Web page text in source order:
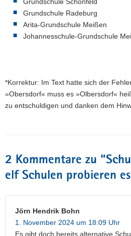
Grundschule Radeburg
Arita-Grundschule Meißen
Johannesschule-Grundschule
*Korrektur: Im Text hatte sich der
»Obersdorf« muss es »Olbersdorf«
zu entschuldigen und danken dem
2 Kommentare zu “
elf Schulen probieren
Jörn Hendrik Bohn
1. November 2024 um 18:09 Uhr
Es gibt doch bereits alternative